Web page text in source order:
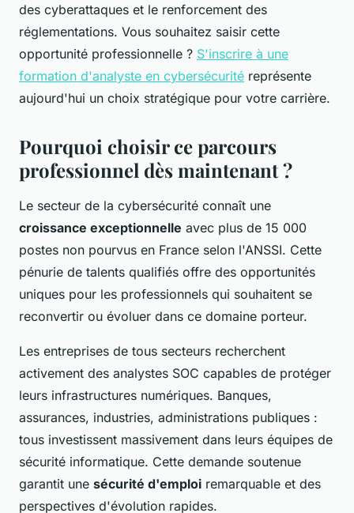
des cyberattaques et le renforcement des
réglementations. Vous souhaitez saisir cette
opportunité professionnelle ? S'inscrire à une
formation d'analyste en cybersécurité représente
aujourd'hui un choix stratégique pour votre carrière.
Pourquoi choisir ce parcours
professionnel dès maintenant ?
Le secteur de la cybersécurité connaît une
croissance exceptionnelle avec plus de 15 000
postes non pourvus en France selon l'ANSSI. Cette
pénurie de talents qualifiés offre des opportunités
uniques pour les professionnels qui souhaitent se
reconvertir ou évoluer dans ce domaine porteur.
Les entreprises de tous secteurs recherchent
activement des analystes SOC capables de protéger
leurs infrastructures numériques. Banques,
assurances, industries, administrations publiques :
tous investissent massivement dans leurs équipes de
sécurité informatique. Cette demande soutenue
garantit une sécurité d'emploi remarquable et des
perspectives d'évolution rapides.